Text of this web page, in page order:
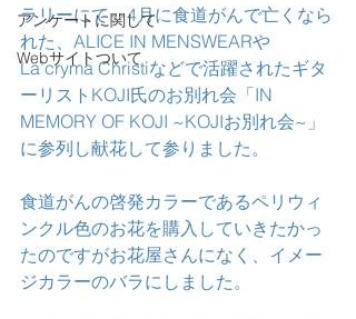
アンケートに関して
Webサイトついて
ラリーにて、4月に食道がんで亡くなら
れた、ALICE IN MENSWEARや
La’cryma Christiなどで活躍されたギタ
ーリストKOJI氏のお別れ会「IN
MEMORY OF KOJI ~KOJIお別れ会~」
に参列し献花して参りました。
食道がんの啓発カラーであるペリウィ
ンクル色のお花を購入していきたかっ
たのですがお花屋さんになく、イメー
ジカラーのバラにしました。